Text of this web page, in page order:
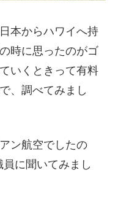
本からハワイへ持
時に思ったのがゴ
いくときって有料
、調べてみまし
ン航空でしたの
に聞いてみまし